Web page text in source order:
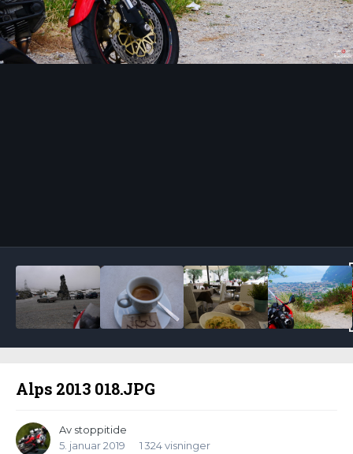
Alps 2013 018.JPG
Av stoppitide
5. januar 2019
1 324 visninger